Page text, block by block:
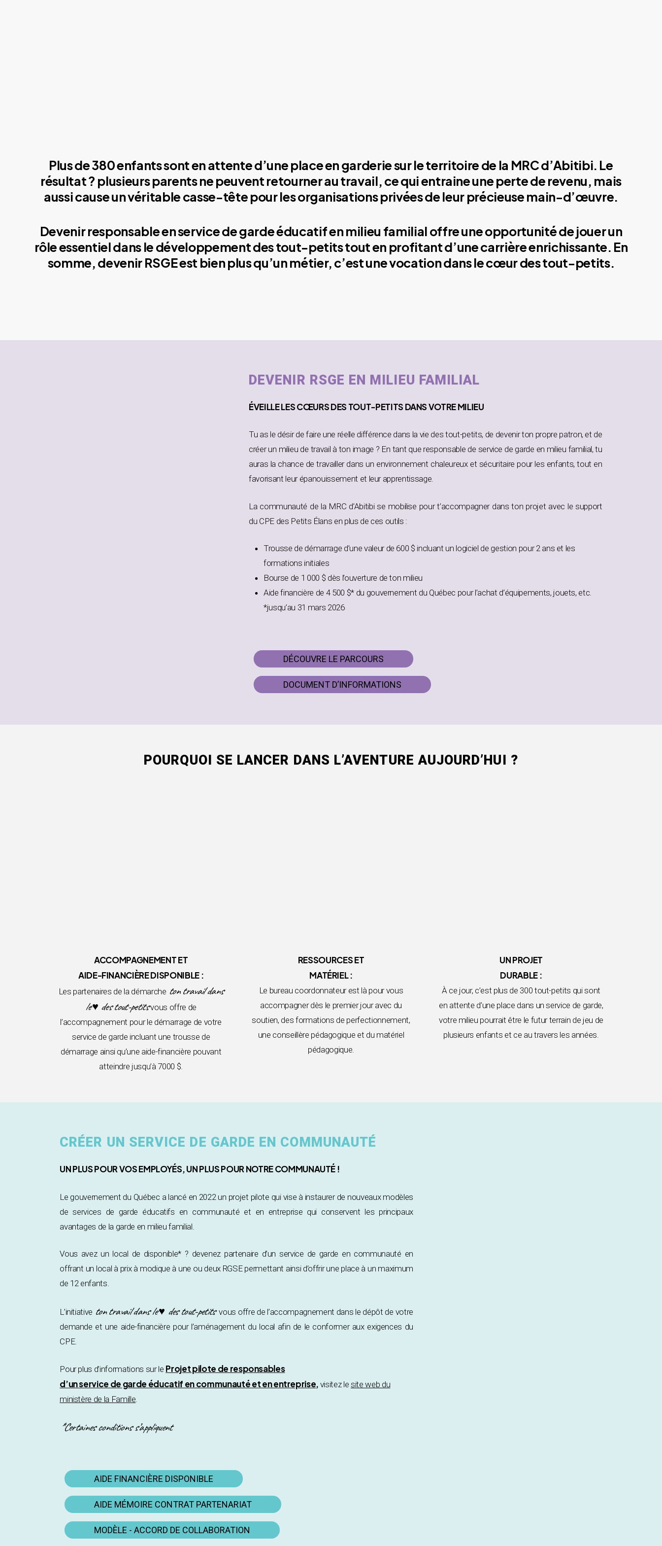
Plus de 380 enfants sont en attente d’une place en garderie sur le territoire de la MRC d’Abitibi. Le
résultat ? plusieurs parents ne peuvent retourner au travail, ce qui entraine une perte de revenu, mais
aussi cause un véritable casse-tête pour les organisations privées de leur précieuse main-d’œuvre.
Devenir responsable en service de garde éducatif en milieu familial offre une opportunité de jouer un
rôle essentiel dans le développement des tout-petits tout en profitant d’une carrière enrichissante. En
somme, devenir RSGE est bien plus qu’un métier, c’est une vocation dans le cœur des tout-petits.
DEVENIR RSGE EN MILIEU FAMILIAL
ÉVEILLELES CŒURS DES TOUT-PETITS DANSVOTRE MILIEU
Tu as le désir de faire une réelle différence dans la vie des tout-petits, de devenir ton propre patron, et de
créer un milieu de travail à ton image ? En tant que responsable de service de garde en milieu familial, tu
auras la chance de travailler dans un environnement chaleureux et sécuritaire pour les enfants, tout en
favorisant leur épanouissement et leur apprentissage.
La communauté de la MRC d’Abitibi se mobilise pour t’accompagner dans ton projet avec le support
du CPE des Petits Élans en plus de ces outils :
Trousse de démarrage d’une valeur de 600 $ incluant un logiciel de gestion pour 2 ans et les
formations initiales
Bourse de 1 000 $ dès l’ouverture de ton milieu
Aide financière de 4 500 $* du gouvernement du Québec pour l’achat d’équipements, jouets, etc.
*jusqu’au 31 mars 2026
DÉCOUVRE LE PARCOURS
DOCUMENT D’INFORMATIONS
POURQUOI SE LANCER DANS L’AVENTURE AUJOURD’HUI ?
ACCOMPAGNEMENT ET
AIDE-FINANCIÈRE DISPONIBLE :
Les partenaires de la démarche ton travail dans
le ♥ des tout-petitsvous offre de
l’accompagnement pour le démarrage de votre
service de garde incluant une trousse de
démarrage ainsi qu’une aide-financière pouvant
atteindre jusqu’à 7000 $.
RESSOURCES ET
MATÉRIEL :
Le bureau coordonnateur est là pour vous
accompagner dès le premier jour avec du
soutien, des formations de perfectionnement,
une conseillère pédagogique et du matériel
pédagogique.
UN PROJET
DURABLE :
À ce jour, c’est plus de 300 tout-petits qui sont
en attente d’une place dans un service de garde,
votre milieu pourrait être le futur terrain de jeu de
plusieurs enfants et ce au travers les années.
CRÉER UN SERVICE DE GARDE EN COMMUNAUTÉ
UN PLUS POUR VOS EMPLOYÉS, UN PLUS POUR NOTRE COMMUNAUTÉ !
Le gouvernement du Québec a lancé en 2022 un projet pilote qui vise à instaurer de nouveaux modèles
de services de garde éducatifs en communauté et en entreprise qui conservent les principaux
avantages de la garde en milieu familial.
Vous avez un local de disponible* ? devenez partenaire d’un service de garde en communauté en
offrant un local à prix à modique à une ou deux RGSE permettant ainsi d’offrir une place à un maximum
de 12 enfants.
L’initiative ton travail dans le ♥ des tout-petitsvous offre de l’accompagnement dans le dépôt de votre
demande et une aide-financière pour l’aménagement du local afin de le conformer aux exigences du
CPE.
Pour plus d’informations sur le Projet pilote de responsables
d’un service de garde éducatif en communauté et en entreprise, visitez lesite web du
ministère de la Famille.
*Certaines conditions s’appliquent
AIDE FINANCIÈRE DISPONIBLE
AIDE MÉMOIRE CONTRAT PARTENARIAT
MODÈLE - ACCORD DE COLLABORATION